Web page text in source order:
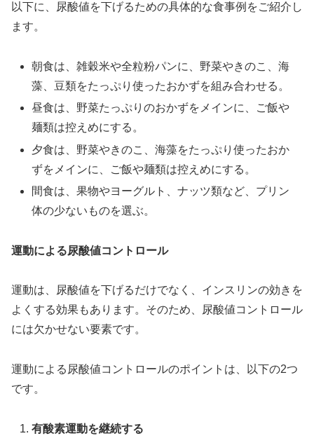
以下に、尿酸値を下げるための具体的な食事例をご紹介し
ます。
朝食は、雑穀米や全粒粉パンに、野菜やきのこ、海
藻、豆類をたっぷり使ったおかずを組み合わせる。
昼食は、野菜たっぷりのおかずをメインに、ご飯や
麺類は控えめにする。
夕食は、野菜やきのこ、海藻をたっぷり使ったおか
ずをメインに、ご飯や麺類は控えめにする。
間食は、果物やヨーグルト、ナッツ類など、プリン
体の少ないものを選ぶ。
運動による尿酸値コントロール
運動は、尿酸値を下げるだけでなく、インスリンの効きを
よくする効果もあります。そのため、尿酸値コントロール
には欠かせない要素です。
運動による尿酸値コントロールのポイントは、以下の2つ
です。
有酸素運動を継続する